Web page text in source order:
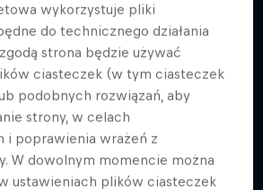
sport motorowy na Ziemi? Oto
Hard Enduro!
MTB
wykorzystuje pliki
do technicznego działania
strona będzie używać
ciasteczek (w tym ciasteczek
podobnych rozwiązań, aby
strony, w celach
i poprawienia wrażeń z
W dowolnym momencie można
ustawieniach plików ciasteczek